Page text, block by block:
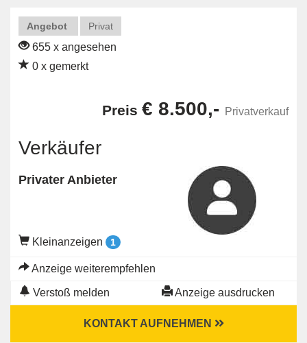
Angebot Privat
655 x angesehen
0 x gemerkt
Preis € 8.500,- Privatverkauf
Verkäufer
Privater Anbieter
Kleinanzeigen 1
Anzeige weiterempfehlen
Verstoß melden Anzeige ausdrucken
KONTAKT AUFNEHMEN